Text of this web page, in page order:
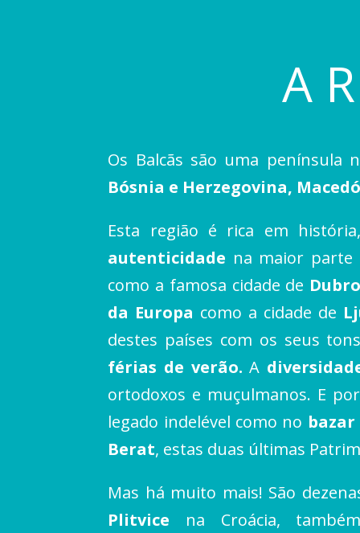
A
Os Balcãs são uma península
Bósnia e Herzegovina,
Esta região é rica em
autenticidade na maior parte
como a famosa cidade de
da Europa como a cidade de
destes países com os seus
férias de verão.A
ortodoxos e muçulmanos. E
legado indelével como no
Berat, estas duas últimas
Mas há muito mais! São
Plitvice na Croácia,